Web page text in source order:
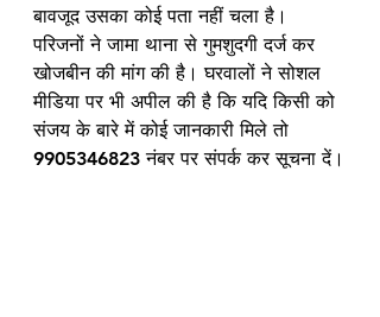
बावजूद उसका कोई पता नहीं चला है।
परिजनों ने जामा थाना से गुमशुदगी दर्ज कर
खोजबीन की मांग की है। घरवालों ने सोशल
मीडिया पर भी अपील की है कि यदि किसी को
संजय के बारे में कोई जानकारी मिले तो
9905346823 नंबर पर संपर्क कर सूचना दें।